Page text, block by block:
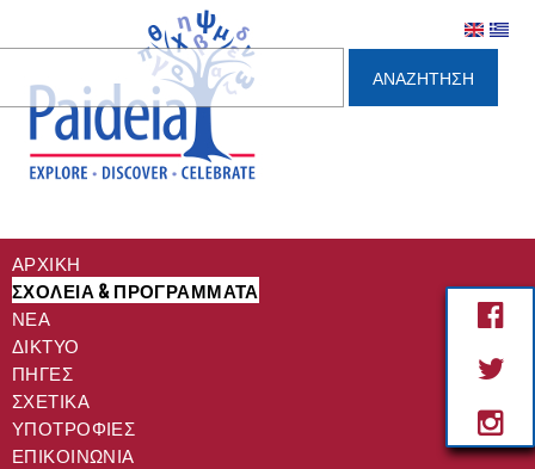
ΑΡΧΙΚΗ
ΣΧΟΛΕΙΑ & ΠΡΟΓΡΑΜΜΑΤΑ
ΝΈΑ
ΔΙΚΤΥΟ
ΠΗΓΕΣ
ΣΧΕΤΙΚΆ
ΥΠΟΤΡΟΦΊΕΣ
ΕΠΙΚΟΙΝΩΝΊΑ